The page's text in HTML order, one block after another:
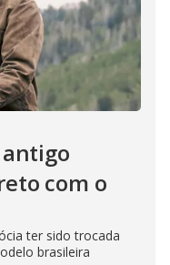
com o
ter sido trocada
brasileira